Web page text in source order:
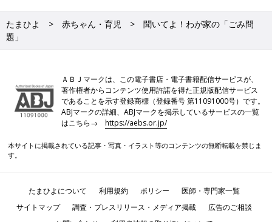
たまひよ 赤ちゃん・育児
聞いてよ！わが家の「ごみ問
題」
ＡＢＪマークは、この電子書店・電子書籍配信サービスが、
著作権者からコンテンツ使用許諾を得た正規版配信サービス
であることを示す登録商標（登録番号 第11091000号）です。
ABJマークの詳細、ABJマークを掲示しているサービスの一覧
はこちら→https://aebs.or.jp/
本サイトに掲載されている記事・写真・イラスト等のコンテンツの無断転載を禁じま
す。
たまひよについて 利用規約 ポリシー
医師・専門家一覧
サイトマップ
調査・プレスリリース・メディア掲載
広告のご相談